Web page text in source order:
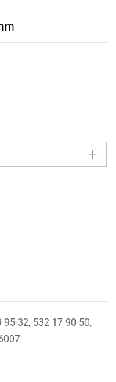
32, 532 17 90-50,